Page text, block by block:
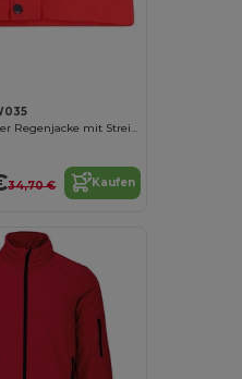
Larkwood Kinder Regenjacke mit Streifenfutter
34,70 € Kaufen